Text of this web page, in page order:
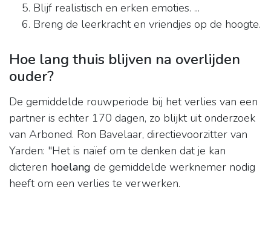
Blijf realistisch en erken emoties. ...
Breng de leerkracht en vriendjes op de hoogte.
Hoe lang thuis blijven na overlijden
ouder?
De gemiddelde rouwperiode bij het verlies van een
partner is echter 170 dagen, zo blijkt uit onderzoek
van Arboned. Ron Bavelaar, directievoorzitter van
Yarden: "Het is naïef om te denken dat je kan
dicteren hoelang de gemiddelde werknemer nodig
heeft om een verlies te verwerken.